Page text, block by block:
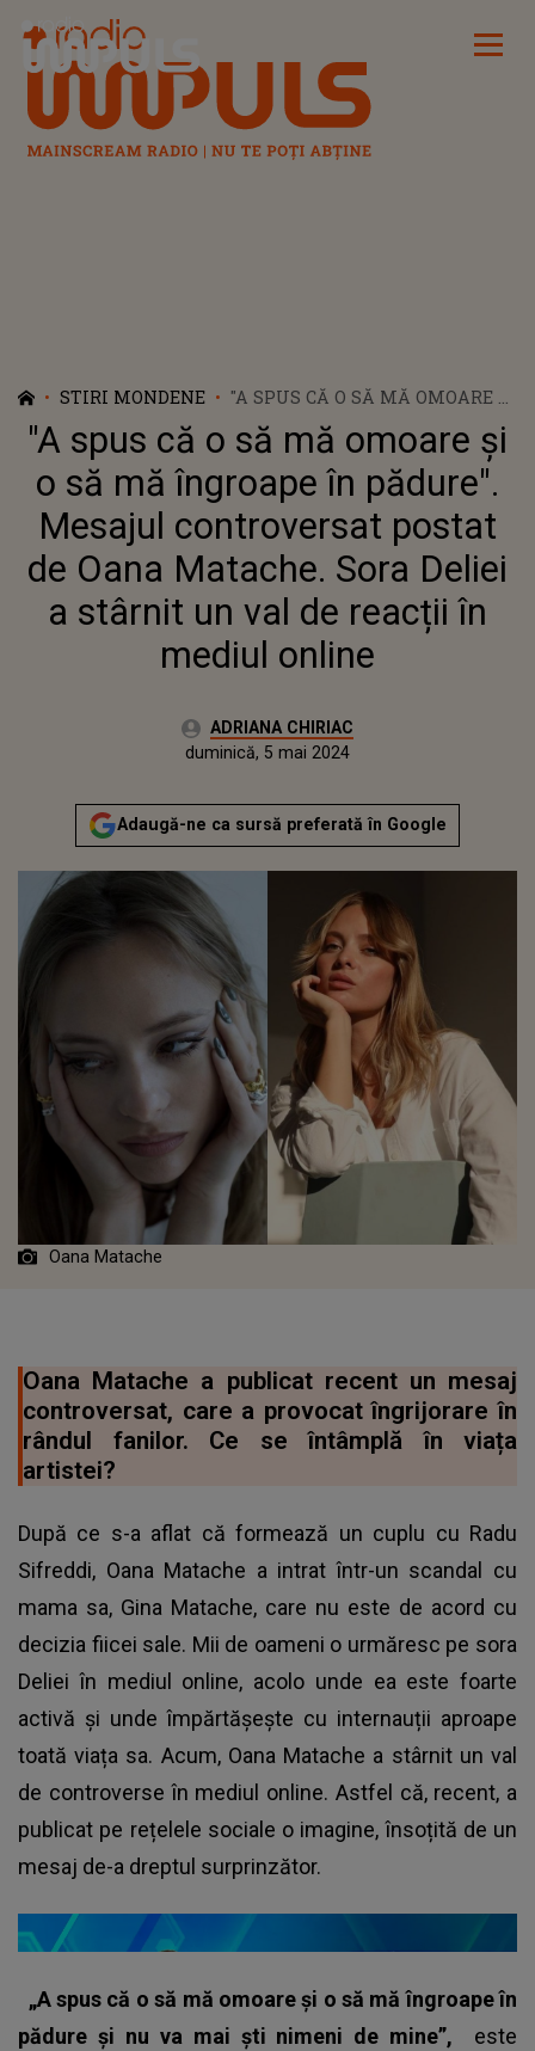
Radio Impuls
STIRI MONDENE
"A SPUS CĂ O SĂ MĂ OMOARE ȘI
O SĂ MĂ ÎNGROAPE ÎN
PĂDURE". MESAJUL
CONTROVERSAT POSTAT DE
OANA MATACHE. SORA DELIEI A
STÂRNIT UN VAL DE REACȚII ÎN
"A spus că o să mă omoare și
o să mă îngroape în pădure".
Mesajul controversat postat
de Oana Matache. Sora Deliei
a stârnit un val de reacții în
mediul online
Autor:ADRIANA CHIRIAC
Actualizat:
duminică, 5 mai 2024
Adaugă-ne ca sursă preferată în Google
Oana Matache
Oana Matache a publicat recent un mesaj
controversat, care a provocat îngrijorare în
rândul fanilor. Ce se întâmplă în viața
artistei?
După ce s-a aflat că formează un cuplu cu Radu
Sifreddi, Oana Matache a intrat într-un scandal cu
mama sa, Gina Matache, care nu este de acord cu
decizia fiicei sale. Mii de oameni o urmăresc pe sora
Deliei în mediul online, acolo unde ea este foarte
activă și unde împărtășește cu internauții aproape
toată viața sa. Acum, Oana Matache a stârnit un val
de controverse în mediul online. Astfel că, recent, a
publicat pe rețelele sociale o imagine, însoțită de un
mesaj de-a dreptul surprinzător.
„A spus că o să mă omoare și o să mă îngroape în
pădure și nu va mai ști nimeni de mine”, este